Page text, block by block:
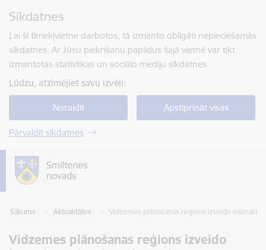
Sīkdatnes
Lai šī tīmekļvietne darbotos, tā izmanto obligāti nepieciešamās
sīkdatnes. Ar Jūsu piekrišanu papildus šajā vietnē var tikt
izmantotas statistikas un sociālo mediju sīkdatnes.
Lūdzu, atzīmējiet savu izvēli:
Noraidīt Apstiprināt visas
Pārvaldīt sīkdatnes
Sākums Aktualitātes Vidzemes plānošanas reģions izveido
Vidzemes plānošanas reģions izveido